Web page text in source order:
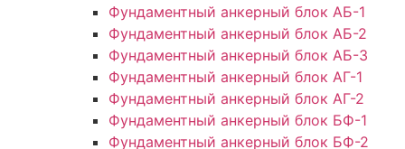
Фундаментный анкерный блок АБ-1
Фундаментный анкерный блок АБ-2
Фундаментный анкерный блок АБ-3
Фундаментный анкерный блок АГ-1
Фундаментный анкерный блок АГ-2
Фундаментный анкерный блок БФ-1
Фундаментный анкерный блок БФ-2